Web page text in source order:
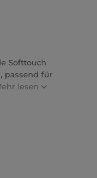
Softtouch
passend für
lesen